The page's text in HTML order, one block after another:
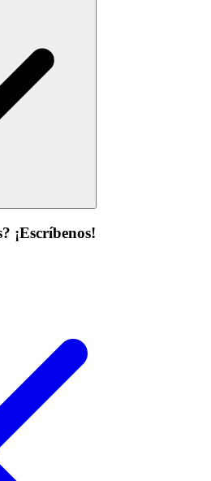
¡Escríbenos!